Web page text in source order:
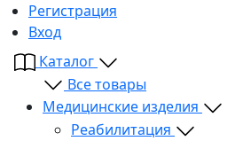
Регистрация
Вход
Каталог
Все товары
Медицинские изделия
Реабилитация